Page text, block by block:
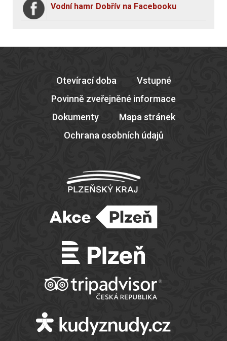
Vodní hamr Dobřív na Facebooku
Otevírací doba
Vstupné
Povinně zveřejněné informace
Dokumenty
Mapa stránek
Ochrana osobních údajů